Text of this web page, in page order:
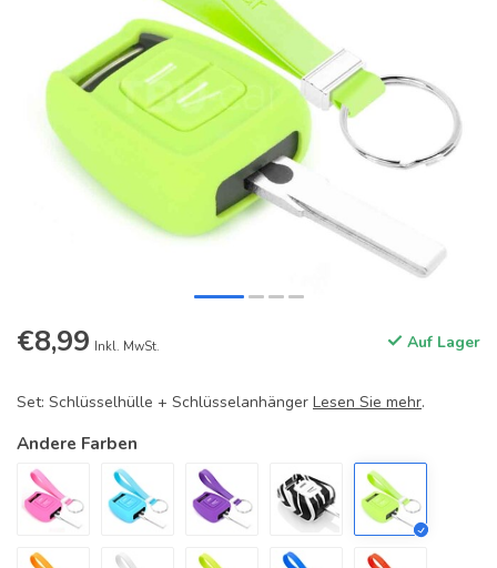
€8,99 Inkl. MwSt. Auf Lager
Set: Schlüsselhülle + Schlüsselanhänger Lesen Sie mehr.
Andere Farben